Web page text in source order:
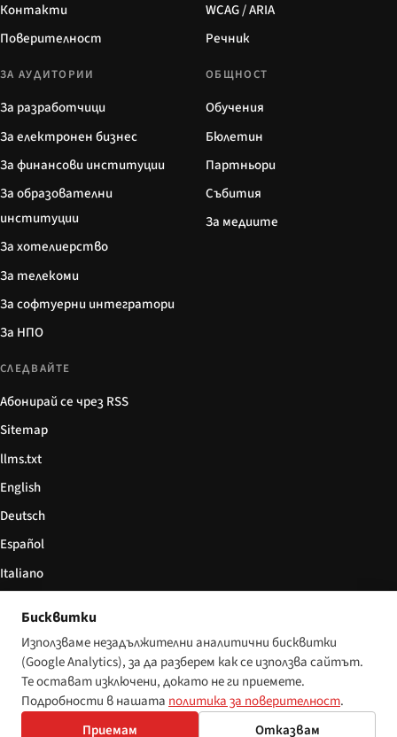
Контакти
Поверителност
WCAG / ARIA
Речник
ЗА АУДИТОРИИ
За разработчици
За електронен бизнес
За финансови институции
За образователни
институции
За хотелиерство
За телекоми
За софтуерни интегратори
За НПО
ОБЩНОСТ
Обучения
Бюлетин
Партньори
Събития
За медиите
СЛЕДВАЙТЕ
Абонирай се чрез RSS
Sitemap
llms.txt
English
Deutsch
Español
Italiano
© 2026 Disability World. Всички права запазени. Настройки за бисквитки
DeutschEspañol 简体中文PolskiFrançais
Бисквитки
Използваме незадължителни аналитични бисквитки
(Google Analytics), за да разберем как се използва сайтът.
Те остават изключени, докато не ги приемете.
Подробности в нашата политика за поверителност.
Приемам
Отказвам